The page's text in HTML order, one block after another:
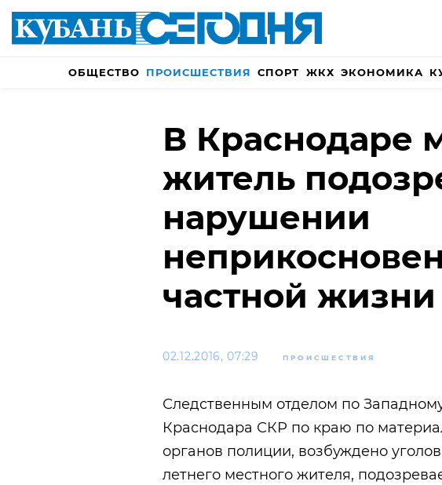
ОБЩЕСТВО ПРОИСШЕСТВИЯ СПОРТ ЖКХ ЭКОНОМИКА
В Краснодаре
житель
нарушении
частной жизни
02.12.2016, 07:29 ПРОИСШЕСТВИЯ
Следственным отделом по
Краснодара СКР по краю по
органов полиции, возбуждено
летнего местного жителя,